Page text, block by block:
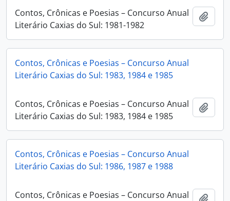
Contos, Crônicas e Poesias – Concurso Anual
Literário Caxias do Sul: 1981-1982
Contos, Crônicas e Poesias – Concurso Anual
Literário Caxias do Sul: 1983, 1984 e 1985
Contos, Crônicas e Poesias – Concurso Anual
Literário Caxias do Sul: 1983, 1984 e 1985
Contos, Crônicas e Poesias – Concurso Anual
Literário Caxias do Sul: 1986, 1987 e 1988
Contos, Crônicas e Poesias – Concurso Anual